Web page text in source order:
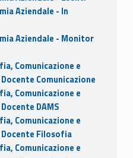
Aziendale - In
Aziendale - Monitor
Comunicazione e
Comunicazione
Comunicazione e
DAMS
Comunicazione e
Filosofia
Comunicazione e